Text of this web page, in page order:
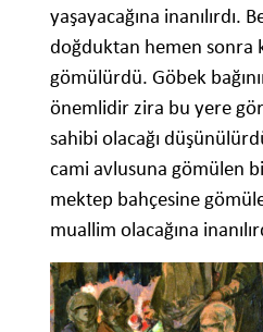
yaşayacağına inanılırdı.
doğduktan hemen sonra
gömülürdü. Göbek
önemlidir zira bu yere
sahibi olacağı
cami avlusuna gömülen
mektep bahçesine
muallim olacağına